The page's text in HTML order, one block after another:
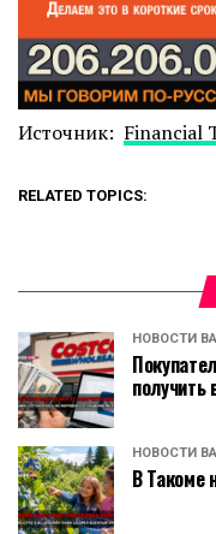
Источник: Financial
RELATED TOPICS:
НОВОСТИ
получить
НОВОСТИ
В Такоме